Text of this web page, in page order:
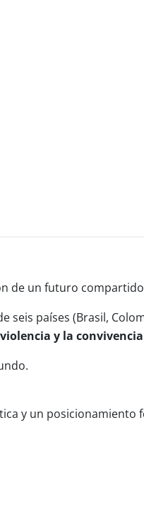
de un futuro
países (Brasil,
y la convivencia
y un posicionamiento